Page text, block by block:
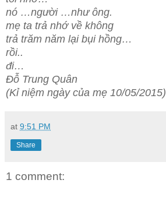
nó …người …như ông.
mẹ ta trả nhớ về không
trả trăm năm lại bụi hồng…
rồi..
đi…
Đỗ Trung Quân
(Kỉ niệm ngày của mẹ 10/05/2015)
at 9:51 PM
Share
1 comment: